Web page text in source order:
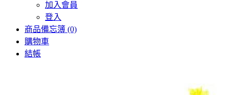
加入會員
登入
商品備忘簿 (0)
購物車
結帳